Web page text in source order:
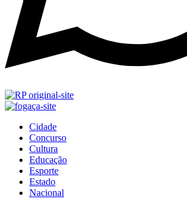
Cidade
Concurso
Cultura
Educação
Esporte
Estado
Nacional